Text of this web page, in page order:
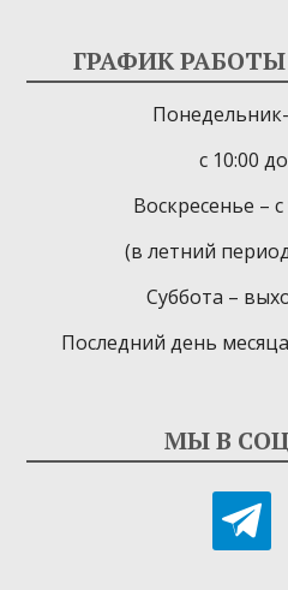
ГРАФИК
с 10:00
Воскресенье –
(в летний
Суббота –
Последний день
МЫ В
telegram